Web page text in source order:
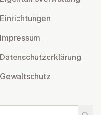
Ein­rich­tun­gen
Impressum
Da­ten­schutz­er­klä­rung
Ge­walt­schutz